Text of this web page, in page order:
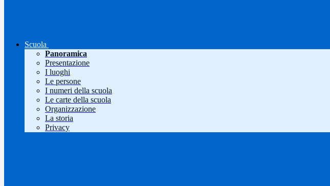
Scuola
Panoramica
Presentazione
I luoghi
Le persone
I numeri della scuola
Le carte della scuola
Organizzazione
La storia
Privacy